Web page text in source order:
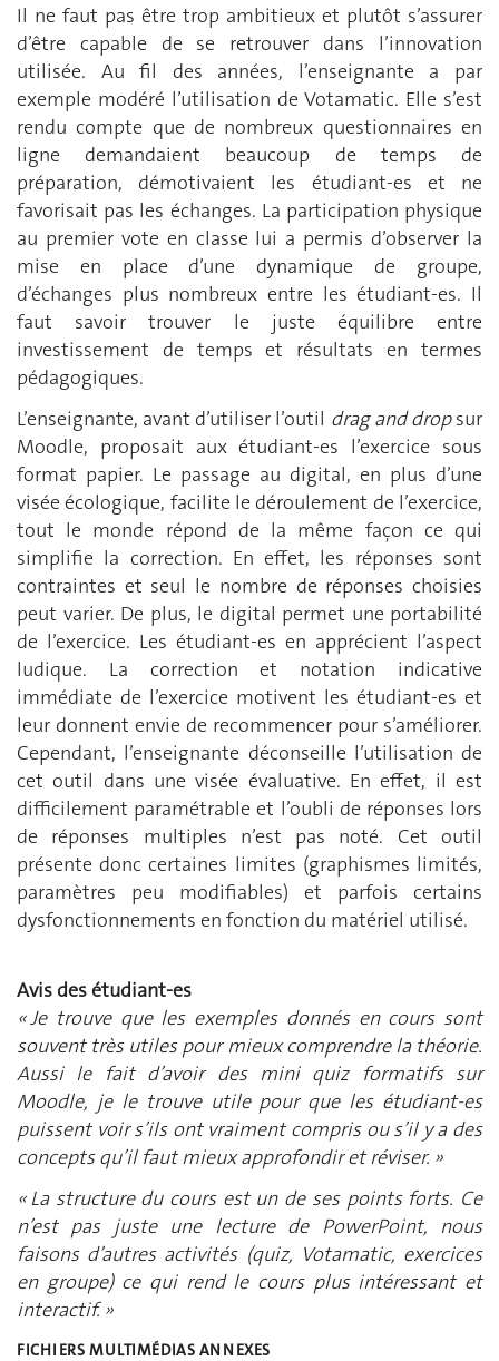
Il ne faut pas être trop ambitieux et plutôt s’assurer
d’être capable de se retrouver dans l’innovation
utilisée. Au fil des années, l’enseignante a par
exemple modéré l’utilisation de Votamatic. Elle s’est
rendu compte que de nombreux questionnaires en
ligne demandaient beaucoup de temps de
préparation, démotivaient les étudiant-es et ne
favorisait pas les échanges. La participation physique
au premier vote en classe lui a permis d’observer la
mise en place d’une dynamique de groupe,
d’échanges plus nombreux entre les étudiant-es. Il
faut savoir trouver le juste équilibre entre
investissement de temps et résultats en termes
pédagogiques.
L’enseignante, avant d’utiliser l’outil drag and dropsur
Moodle, proposait aux étudiant-es l’exercice sous
format papier. Le passage au digital, en plus d’une
visée écologique, facilite le déroulement de l’exercice,
tout le monde répond de la même façon ce qui
simplifie la correction. En effet, les réponses sont
contraintes et seul le nombre de réponses choisies
peut varier. De plus, le digital permet une portabilité
de l’exercice. Les étudiant-es en apprécient l’aspect
ludique. La correction et notation indicative
immédiate de l’exercice motivent les étudiant-es et
leur donnent envie de recommencer pour s’améliorer.
Cependant, l’enseignante déconseille l’utilisation de
cet outil dans une visée évaluative. En effet, il est
difficilement paramétrable et l’oubli de réponses lors
de réponses multiples n’est pas noté. Cet outil
présente donc certaines limites (graphismes limités,
paramètres peu modifiables) et parfois certains
dysfonctionnements en fonction du matériel utilisé.
Avis des étudiant-es
« Je trouve que les exemples donnés en cours sont
souvent très utiles pour mieux comprendre la théorie.
Aussi le fait d’avoir des mini quiz formatifs sur
Moodle, je le trouve utile pour que les étudiant-es
puissent voir s’ils ont vraiment compris ou s’il y a des
concepts qu’il faut mieux approfondir et réviser. »
« La structure du cours est un de ses points forts. Ce
n’est pas juste une lecture de PowerPoint, nous
faisons d’autres activités (quiz, Votamatic, exercices
en groupe) ce qui rend le cours plus intéressant et
interactif. »
FICHIERS MULTIMÉDIAS ANNEXES